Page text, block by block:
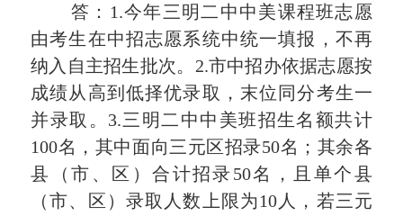
答：1.今年三明二中中美课程班志愿
由考生在中招志愿系统中统一填报，不再
纳入自主招生批次。2.市中招办依据志愿按
成绩从高到低择优录取，末位同分考生一
并录取。3.三明二中中美班招生名额共计
100名，其中面向三元区招录50名；其余各
县（市、区）合计招录50名，且单个县
（市、区）录取人数上限为10人，若三元